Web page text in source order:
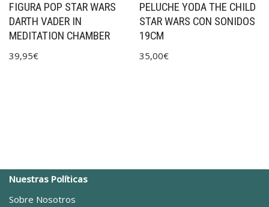
FIGURA POP STAR WARS
DARTH VADER IN
MEDITATION CHAMBER
39,95€
PELUCHE YODA THE CHILD
STAR WARS CON SONIDOS
19CM
35,00€
Nuestras Políticas
Sobre Nosotros